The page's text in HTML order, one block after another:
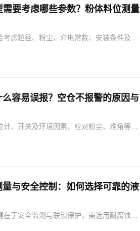
要考虑哪些参数？粉体料位测量
虑粒径、粉尘、介电常数、安装条件及工
容易误报？空仓不报警的原因与
、开关及环境因素，应对粉尘、堆角等影
与安全控制：如何选择可靠的液
于安全监测与联锁保护，需选用耐腐蚀仪